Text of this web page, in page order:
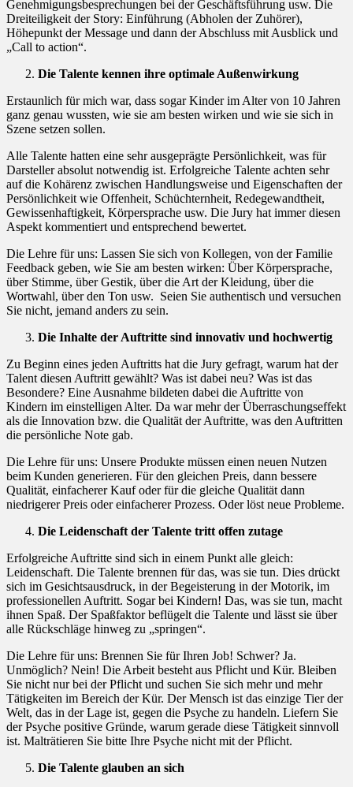
Genehmigungsbesprechungen bei der Geschäftsführung usw. Die
Dreiteiligkeit der Story: Einführung (Abholen der Zuhörer),
Höhepunkt der Message und dann der Abschluss mit Ausblick und
„Call to action“.
Die Talente kennen ihre optimale Außenwirkung
Erstaunlich für mich war, dass sogar Kinder im Alter von 10 Jahren
ganz genau wussten, wie sie am besten wirken und wie sie sich in
Szene setzen sollen.
Alle Talente hatten eine sehr ausgeprägte Persönlichkeit, was für
Darsteller absolut notwendig ist. Erfolgreiche Talente achten sehr
auf die Kohärenz zwischen Handlungsweise und Eigenschaften der
Persönlichkeit wie Offenheit, Schüchternheit, Redegewandtheit,
Gewissenhaftigkeit, Körpersprache usw. Die Jury hat immer diesen
Aspekt kommentiert und entsprechend bewertet.
Die Lehre für uns: Lassen Sie sich von Kollegen, von der Familie
Feedback geben, wie Sie am besten wirken: Über Körpersprache,
über Stimme, über Gestik, über die Art der Kleidung, über die
Wortwahl, über den Ton usw. Seien Sie authentisch und versuchen
Sie nicht, jemand anders zu sein.
Die Inhalte der Auftritte sind innovativ und hochwertig
Zu Beginn eines jeden Auftritts hat die Jury gefragt, warum hat der
Talent diesen Auftritt gewählt? Was ist dabei neu? Was ist das
Besondere? Eine Ausnahme bildeten dabei die Auftritte von
Kindern im einstelligen Alter. Da war mehr der Überraschungseffekt
als die Innovation bzw. die Qualität der Auftritte, was den Auftritten
die persönliche Note gab.
Die Lehre für uns: Unsere Produkte müssen einen neuen Nutzen
beim Kunden generieren. Für den gleichen Preis, dann bessere
Qualität, einfacherer Kauf oder für die gleiche Qualität dann
niedrigerer Preis oder einfacherer Prozess. Oder löst neue Probleme.
Die Leidenschaft der Talente tritt offen zutage
Erfolgreiche Auftritte sind sich in einem Punkt alle gleich:
Leidenschaft. Die Talente brennen für das, was sie tun. Dies drückt
sich im Gesichtsausdruck, in der Begeisterung in der Motorik, im
professionellen Auftritt. Sogar bei Kindern! Das, was sie tun, macht
ihnen Spaß. Der Spaßfaktor beflügelt die Talente und lässt sie über
alle Rückschläge hinweg zu „springen“.
Die Lehre für uns: Brennen Sie für Ihren Job! Schwer? Ja.
Unmöglich? Nein! Die Arbeit besteht aus Pflicht und Kür. Bleiben
Sie nicht nur bei der Pflicht und suchen Sie sich mehr und mehr
Tätigkeiten im Bereich der Kür. Der Mensch ist das einzige Tier der
Welt, das in der Lage ist, gegen die Psyche zu handeln. Liefern Sie
der Psyche positive Gründe, warum gerade diese Tätigkeit sinnvoll
ist. Malträtieren Sie bitte Ihre Psyche nicht mit der Pflicht.
Die Talente glauben an sich